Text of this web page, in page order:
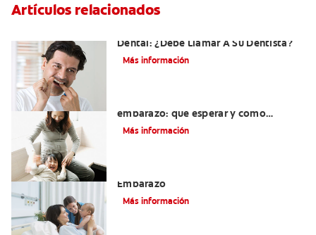
Artículos relacionados
Dental: ¿Debe Llamar A Su Dentista?
Más información
embarazo: qué esperar y cómo
tratarlos
Más información
Embarazo
Más información